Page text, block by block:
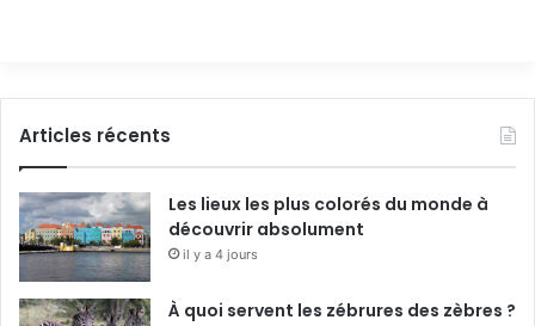
Articles récents
Les lieux les plus colorés du monde à
découvrir absolument
il y a 4 jours
À quoi servent les zébrures des zèbres ?